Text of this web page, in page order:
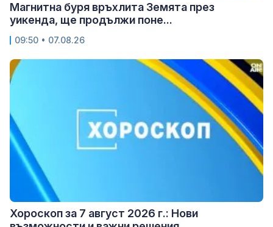
Магнитна буря връхлита Земята през
уикенда, ще продължи поне...
09:50 • 07.08.26
Хороскоп за 7 август 2026 г.: Нови